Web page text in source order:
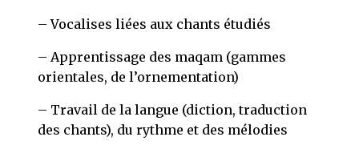
– Vocalises liées aux chants étudiés
– Apprentissage des maqam (gammes
orientales, de l’ornementation)
– Travail de la langue (diction, traduction
des chants), du rythme et des mélodies